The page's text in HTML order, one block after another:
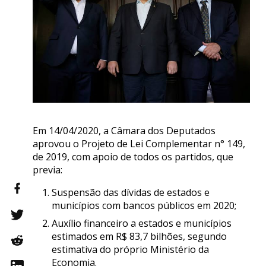
Em 14/04/2020, a Câmara dos Deputados
aprovou o Projeto de Lei Complementar n° 149,
de 2019, com apoio de todos os partidos, que
previa:
Suspensão das dívidas de estados e
municípios com bancos públicos em 2020;
Auxílio financeiro a estados e municípios
estimados em R$ 83,7 bilhões, segundo
estimativa do próprio Ministério da
Economia.